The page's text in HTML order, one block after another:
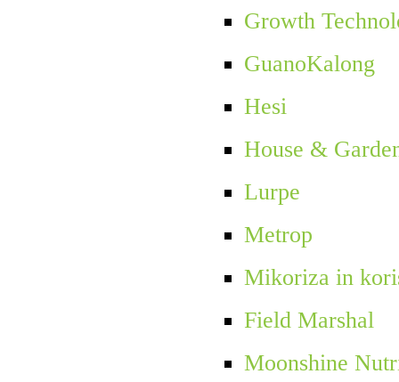
Growth
GuanoKalong
Hesi
House &
Lurpe
Metrop
Mikoriza in
Field Marshal
Moonshine